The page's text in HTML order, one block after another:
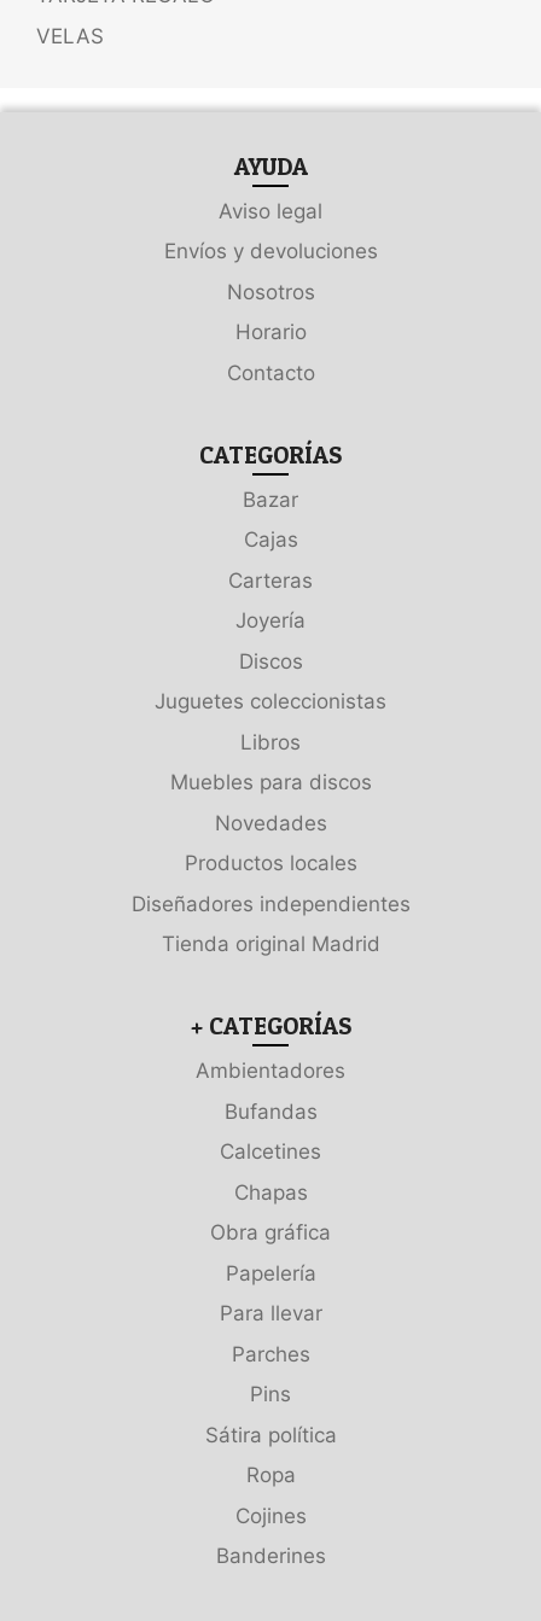
VELAS
AYUDA
Aviso legal
Envíos y devoluciones
Nosotros
Horario
Contacto
CATEGORÍAS
Bazar
Cajas
Carteras
Joyería
Discos
Juguetes coleccionistas
Libros
Muebles para discos
Novedades
Productos locales
Diseñadores independientes
Tienda original Madrid
+ CATEGORÍAS
Ambientadores
Bufandas
Calcetines
Chapas
Obra gráfica
Papelería
Para llevar
Parches
Pins
Sátira política
Ropa
Cojines
Banderines